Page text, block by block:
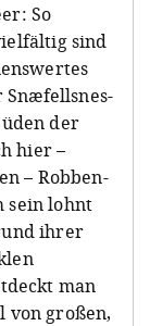
So
sind
Snæfellsnes-
der
hier –
– Robben-
sein lohnt
ihrer
man
von großen,